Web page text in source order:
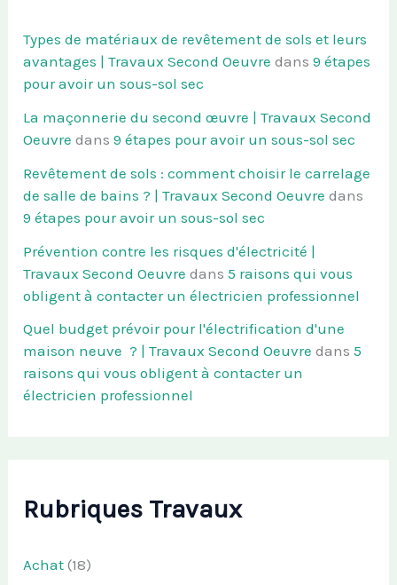
Types de matériaux de revêtement de sols et leurs
avantages | Travaux Second Oeuvre dans9 étapes
pour avoir un sous-sol sec
La maçonnerie du second œuvre | Travaux Second
Oeuvre dans9 étapes pour avoir un sous-sol sec
Revêtement de sols : comment choisir le carrelage
de salle de bains ? | Travaux Second Oeuvre dans
9 étapes pour avoir un sous-sol sec
Prévention contre les risques d'électricité |
Travaux Second Oeuvre dans5 raisons qui vous
obligent à contacter un électricien professionnel
Quel budget prévoir pour l'électrification d'une
maison neuve ? | Travaux Second Oeuvre dans5
raisons qui vous obligent à contacter un
électricien professionnel
Rubriques Travaux
Achat (18)